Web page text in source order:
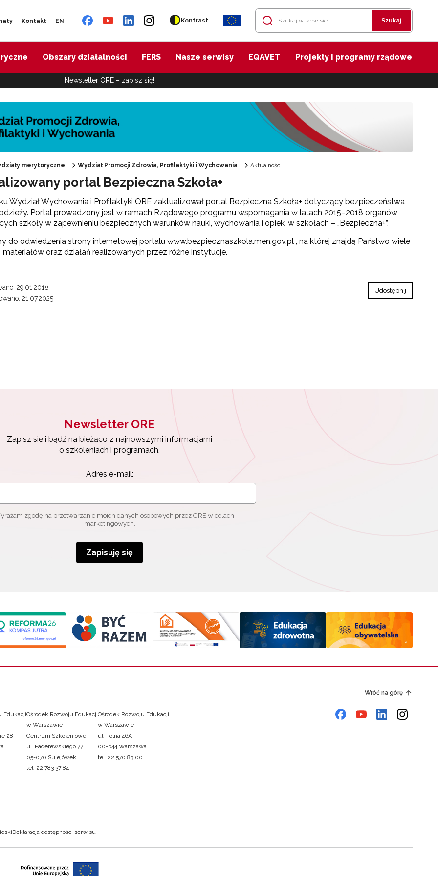
Kontakt EN Kontrast Szukaj
Obszary działalności FERS Nasze serwisy EQAVET Projekty i programy rządowe
Newsletter ORE – zapisz się!
Zdrowia"
zdrowotna"
programy profilaktyczne"
wychowawczo-profilaktyczny szkoły"
merytoryczne Wydział Promocji Zdrowia, Profilaktyki i Wychowania Aktualności
portal Bezpieczna Szkoła+
Wydział Wychowania i Profilaktyki ORE zaktualizował portal Bezpieczna Szkoła+ dotyczący bezpieczeństwa
Portal prowadzony jest w ramach Rządowego programu wspomagania w latach 2015–2018 organów
szkoły w zapewnieniu bezpiecznych warunków nauki, wychowania i opieki w szkołach – „Bezpieczna+”.
do odwiedzenia strony internetowej portalu www.bezpiecznaszkola.men.gov.pl , na której znajdą Państwo wiele
oraz działań realizowanych przez różne instytucje.
29.01.2018
21.07.2025
Udostępnij
Newsletter ORE
Zapisz się i bądź na bieżąco z najnowszymi informacjami
o szkoleniach i programach.
Adres e-mail:
zgodę na przetwarzanie moich danych osobowych przez ORE w celach
marketingowych.
Zapisuję się
Wróć na górę
Edukacji
28
Ośrodek Rozwoju Edukacji
w Warszawie
Centrum Szkoleniowe
ul. Paderewskiego 77
05-070 Sulejówek
tel. 22 783 37 84
Ośrodek Rozwoju Edukacji
w Warszawie
ul. Polna 46A
00-644 Warszawa
tel. 22 570 83 00
Deklaracja dostępności serwisu